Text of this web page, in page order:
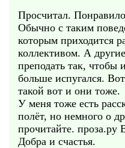
Просчитал.
Обычно с таким
которым приходится
коллективом. А
преподать так, чтобы
больше испугался.
такой вот и они тоже.
У меня тоже есть
полёт, но немного о
прочитайте. проза.ру
Добра и счастья.